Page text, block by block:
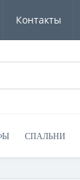
Контакты
СПАЛЬНИ